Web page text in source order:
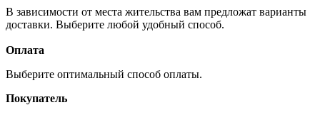
В зависимости от места жительства вам предложат варианты
доставки. Выберите любой удобный способ.
Оплата
Выберите оптимальный способ оплаты.
Покупатель